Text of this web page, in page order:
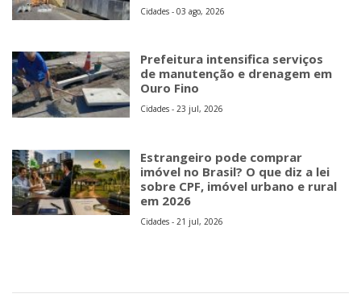
Cidades - 03 ago, 2026
Prefeitura intensifica serviços
de manutenção e drenagem em
Ouro Fino
Cidades - 23 jul, 2026
Estrangeiro pode comprar
imóvel no Brasil? O que diz a lei
sobre CPF, imóvel urbano e rural
em 2026
Cidades - 21 jul, 2026